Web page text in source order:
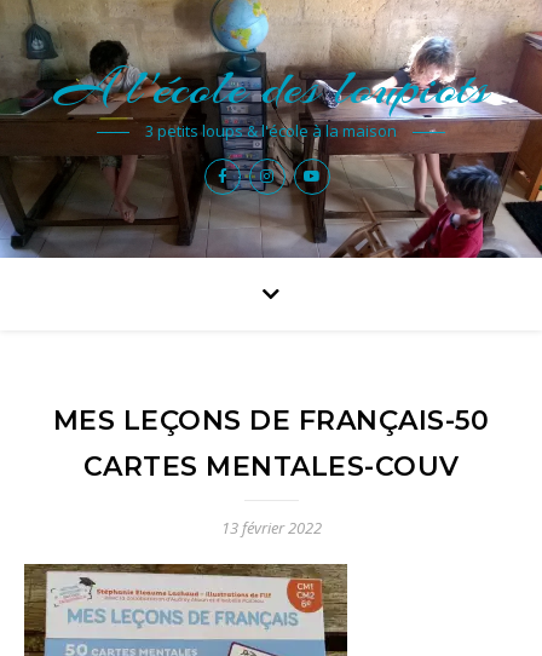
A l'école des loupiots
3 petits loups & l'école à la maison
MES LEÇONS DE FRANÇAIS-50
CARTES MENTALES-COUV
13 février 2022